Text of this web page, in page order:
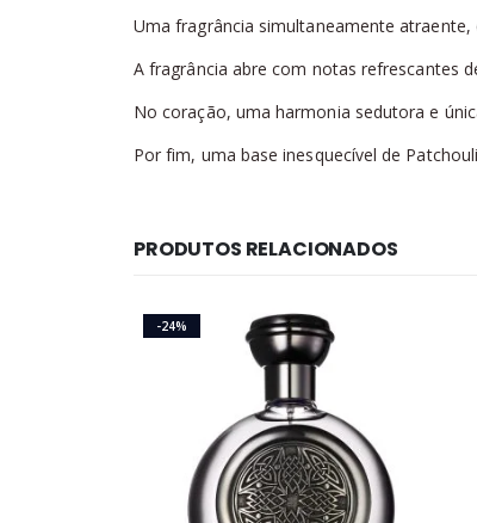
Uma fragrância simultaneamente
A fragrância abre com notas refrescantes
No coração, uma harmonia sedutora e
Por fim, uma base inesquecível de
PRODUTOS RELACIONADOS
-24%